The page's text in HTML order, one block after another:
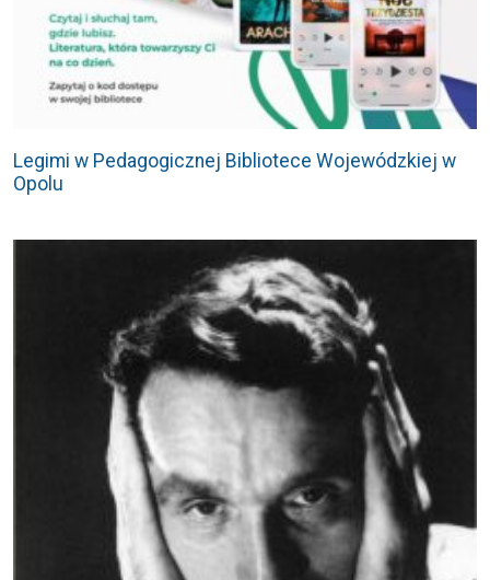
Legimi w Pedagogicznej Bibliotece Wojewódzkiej w
Opolu